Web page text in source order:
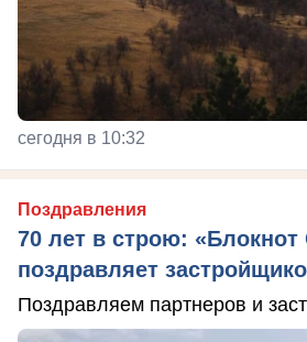
сегодня в 10:32
Поздравления
70 лет в строю: «Блокнот
поздравляет
Поздравляем партнеров и